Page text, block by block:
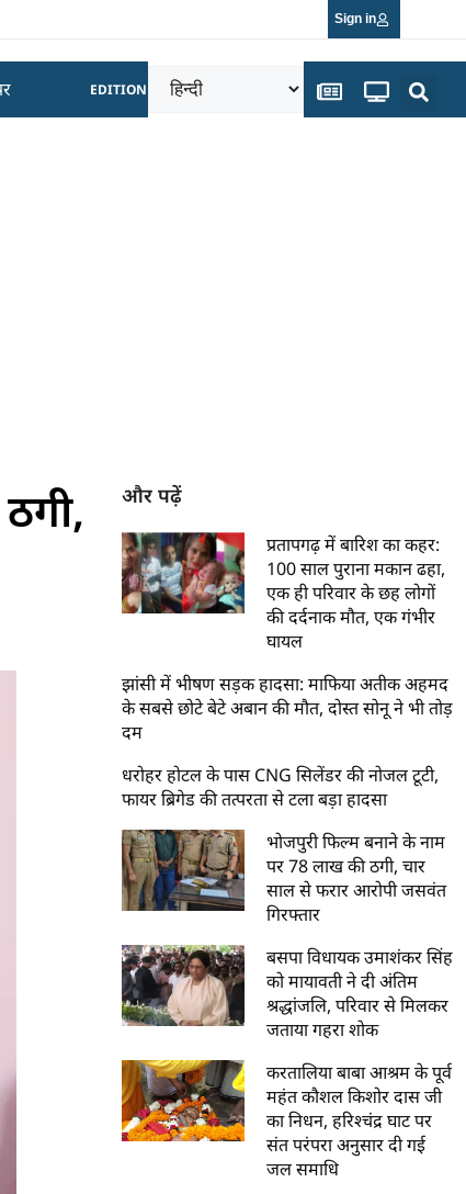
Sign in
EDITION
और पढ़ें
प्रतापगढ़ में बारिश का कहर:
100 साल पुराना मकान ढहा,
एक ही परिवार के छह लोगों
की दर्दनाक मौत, एक गंभीर
घायल
झांसी में भीषण सड़क हादसा: माफिया अतीक अहमद
के सबसे छोटे बेटे अबान की मौत, दोस्त सोनू ने भी तोड़
दम
धरोहर होटल के पास CNG सिलेंडर की नोजल टूटी,
फायर ब्रिगेड की तत्परता से टला बड़ा हादसा
भोजपुरी फिल्म बनाने के नाम
पर 78 लाख की ठगी, चार
साल से फरार आरोपी जसवंत
गिरफ्तार
बसपा विधायक उमाशंकर सिंह
को मायावती ने दी अंतिम
श्रद्धांजलि, परिवार से मिलकर
जताया गहरा शोक
करतालिया बाबा आश्रम के पूर्व
महंत कौशल किशोर दास जी
का निधन, हरिश्चंद्र घाट पर
संत परंपरा अनुसार दी गई
जल समाधि